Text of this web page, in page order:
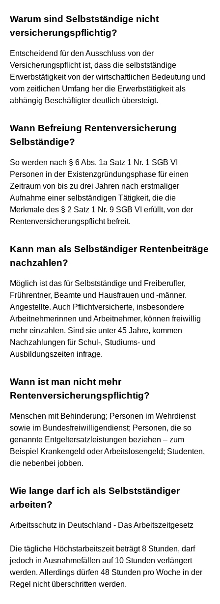
Warum sind Selbstständige nicht
versicherungspflichtig?
Entscheidend für den Ausschluss von der
Versicherungspflicht ist, dass die selbstständige
Erwerbstätigkeit von der wirtschaftlichen Bedeutung und
vom zeitlichen Umfang her die Erwerbstätigkeit als
abhängig Beschäftigter deutlich übersteigt.
Wann Befreiung Rentenversicherung
Selbständige?
So werden nach § 6 Abs. 1a Satz 1 Nr. 1 SGB VI
Personen in der Existenzgründungsphase für einen
Zeitraum von bis zu drei Jahren nach erstmaliger
Aufnahme einer selbständigen Tätigkeit, die die
Merkmale des § 2 Satz 1 Nr. 9 SGB VI erfüllt, von der
Rentenversicherungspflicht befreit.
Kann man als Selbständiger Rentenbeiträge
nachzahlen?
Möglich ist das für Selbstständige und Freiberufler,
Frührentner, Beamte und Hausfrauen und -männer.
Angestellte. Auch Pflichtversicherte, insbesondere
Arbeitnehmerinnen und Arbeitnehmer, können freiwillig
mehr einzahlen. Sind sie unter 45 Jahre, kommen
Nachzahlungen für Schul-, Studiums- und
Ausbildungszeiten infrage.
Wann ist man nicht mehr
Rentenversicherungspflichtig?
Menschen mit Behinderung; Personen im Wehrdienst
sowie im Bundesfreiwilligendienst; Personen, die so
genannte Entgeltersatzleistungen beziehen – zum
Beispiel Krankengeld oder Arbeitslosengeld; Studenten,
die nebenbei jobben.
Wie lange darf ich als Selbstständiger
arbeiten?
Arbeitsschutz in Deutschland - Das Arbeitszeitgesetz
Die tägliche Höchstarbeitszeit beträgt 8 Stunden, darf
jedoch in Ausnahmefällen auf 10 Stunden verlängert
werden. Allerdings dürfen 48 Stunden pro Woche in der
Regel nicht überschritten werden.